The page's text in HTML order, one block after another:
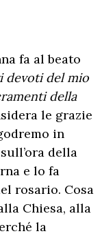
fa al beato
devoti del mio
della
le grazie
in
della
e lo fa
rosario. Cosa
Chiesa, alla
la